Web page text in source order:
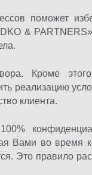
поможет
&
Кроме
реализацию
клиента.
Вами во время
Это правило